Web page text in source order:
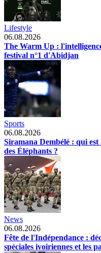
Lifestyle
06.08.2026
The Warm Up :
festival n°1 d'Abidjan
Sports
06.08.2026
Siramana Dembélé : qui
des Éléphants ?
News
06.08.2026
Fête de l'Indépendance :
spéciales ivoiriennes et les